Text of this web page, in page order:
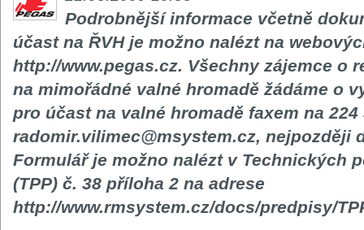
Podrobnější informace včetně
účast na ŘVH je možno nalézt na
http://www.pegas.cz. Všechny zájemce o
na mimořádné valné hromadě žádáme o
pro účast na valné hromadě faxem na 224
radomir.vilimec@msystem.cz, nejpozději
Formulář je možno nalézt v Technických
(TPP) č. 38 příloha 2 na adrese
http://www.rmsystem.cz/docs/predpisy/